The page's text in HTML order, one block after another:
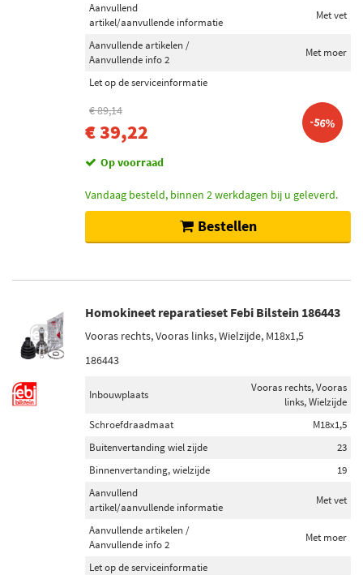
Inbouwplaats
Wielzijde (64)
Vooras (29)
Vooras links (10)
Vooras rechts (10)
Vooras links en rechts (8)
Op voorraad (67)
Aanvullend
artikel/aanvullende informatie
Met vet
Aanvullende artikelen /
Aanvullende info 2
Met moer
Let op de serviceinformatie
€ 89,14
€ 39,22 -56%
Op voorraad
Vandaag besteld, binnen 2 werkdagen bij u geleverd.
Bestellen
Homokineet reparatieset Febi Bilstein 186443
Vooras rechts, Vooras links, Wielzijde, M18x1,5
186443
Inbouwplaats
Vooras rechts, Vooras
links, Wielzijde
Schroefdraadmaat
M18x1,5
Buitenvertanding wiel zijde
23
Binnenvertanding, wielzijde
19
Aanvullend
artikel/aanvullende informatie
Met vet
Aanvullende artikelen /
Aanvullende info 2
Met moer
Let op de serviceinformatie